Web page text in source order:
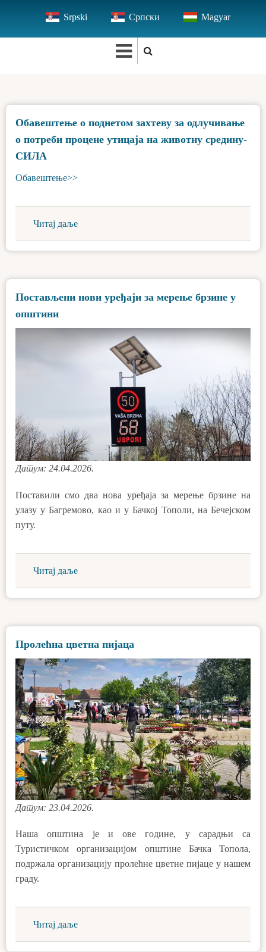
main
Srpski Српски Magyar
Обавештење о поднетом захтеву за одлучивање
о потреби процене утицаја на животну средину-
СИЛА
Обавештење>>
Читај даље
Постављени нови уређаји за мерење брзине у
општини
Датум: 24.04.2026.
Поставили смо два нова уређаја за мерење брзине на
улазу у Багремово, као и у Бачкој Тополи, на Бечејском
путу.
Читај даље
Пролећна цветна пијаца
Датум: 23.04.2026.
Наша општина је и ове године, у сарадњи са
Туристичком организацијом општине Бачка Топола,
подржала организацију пролећне цветне пијаце у нашем
граду.
Читај даље